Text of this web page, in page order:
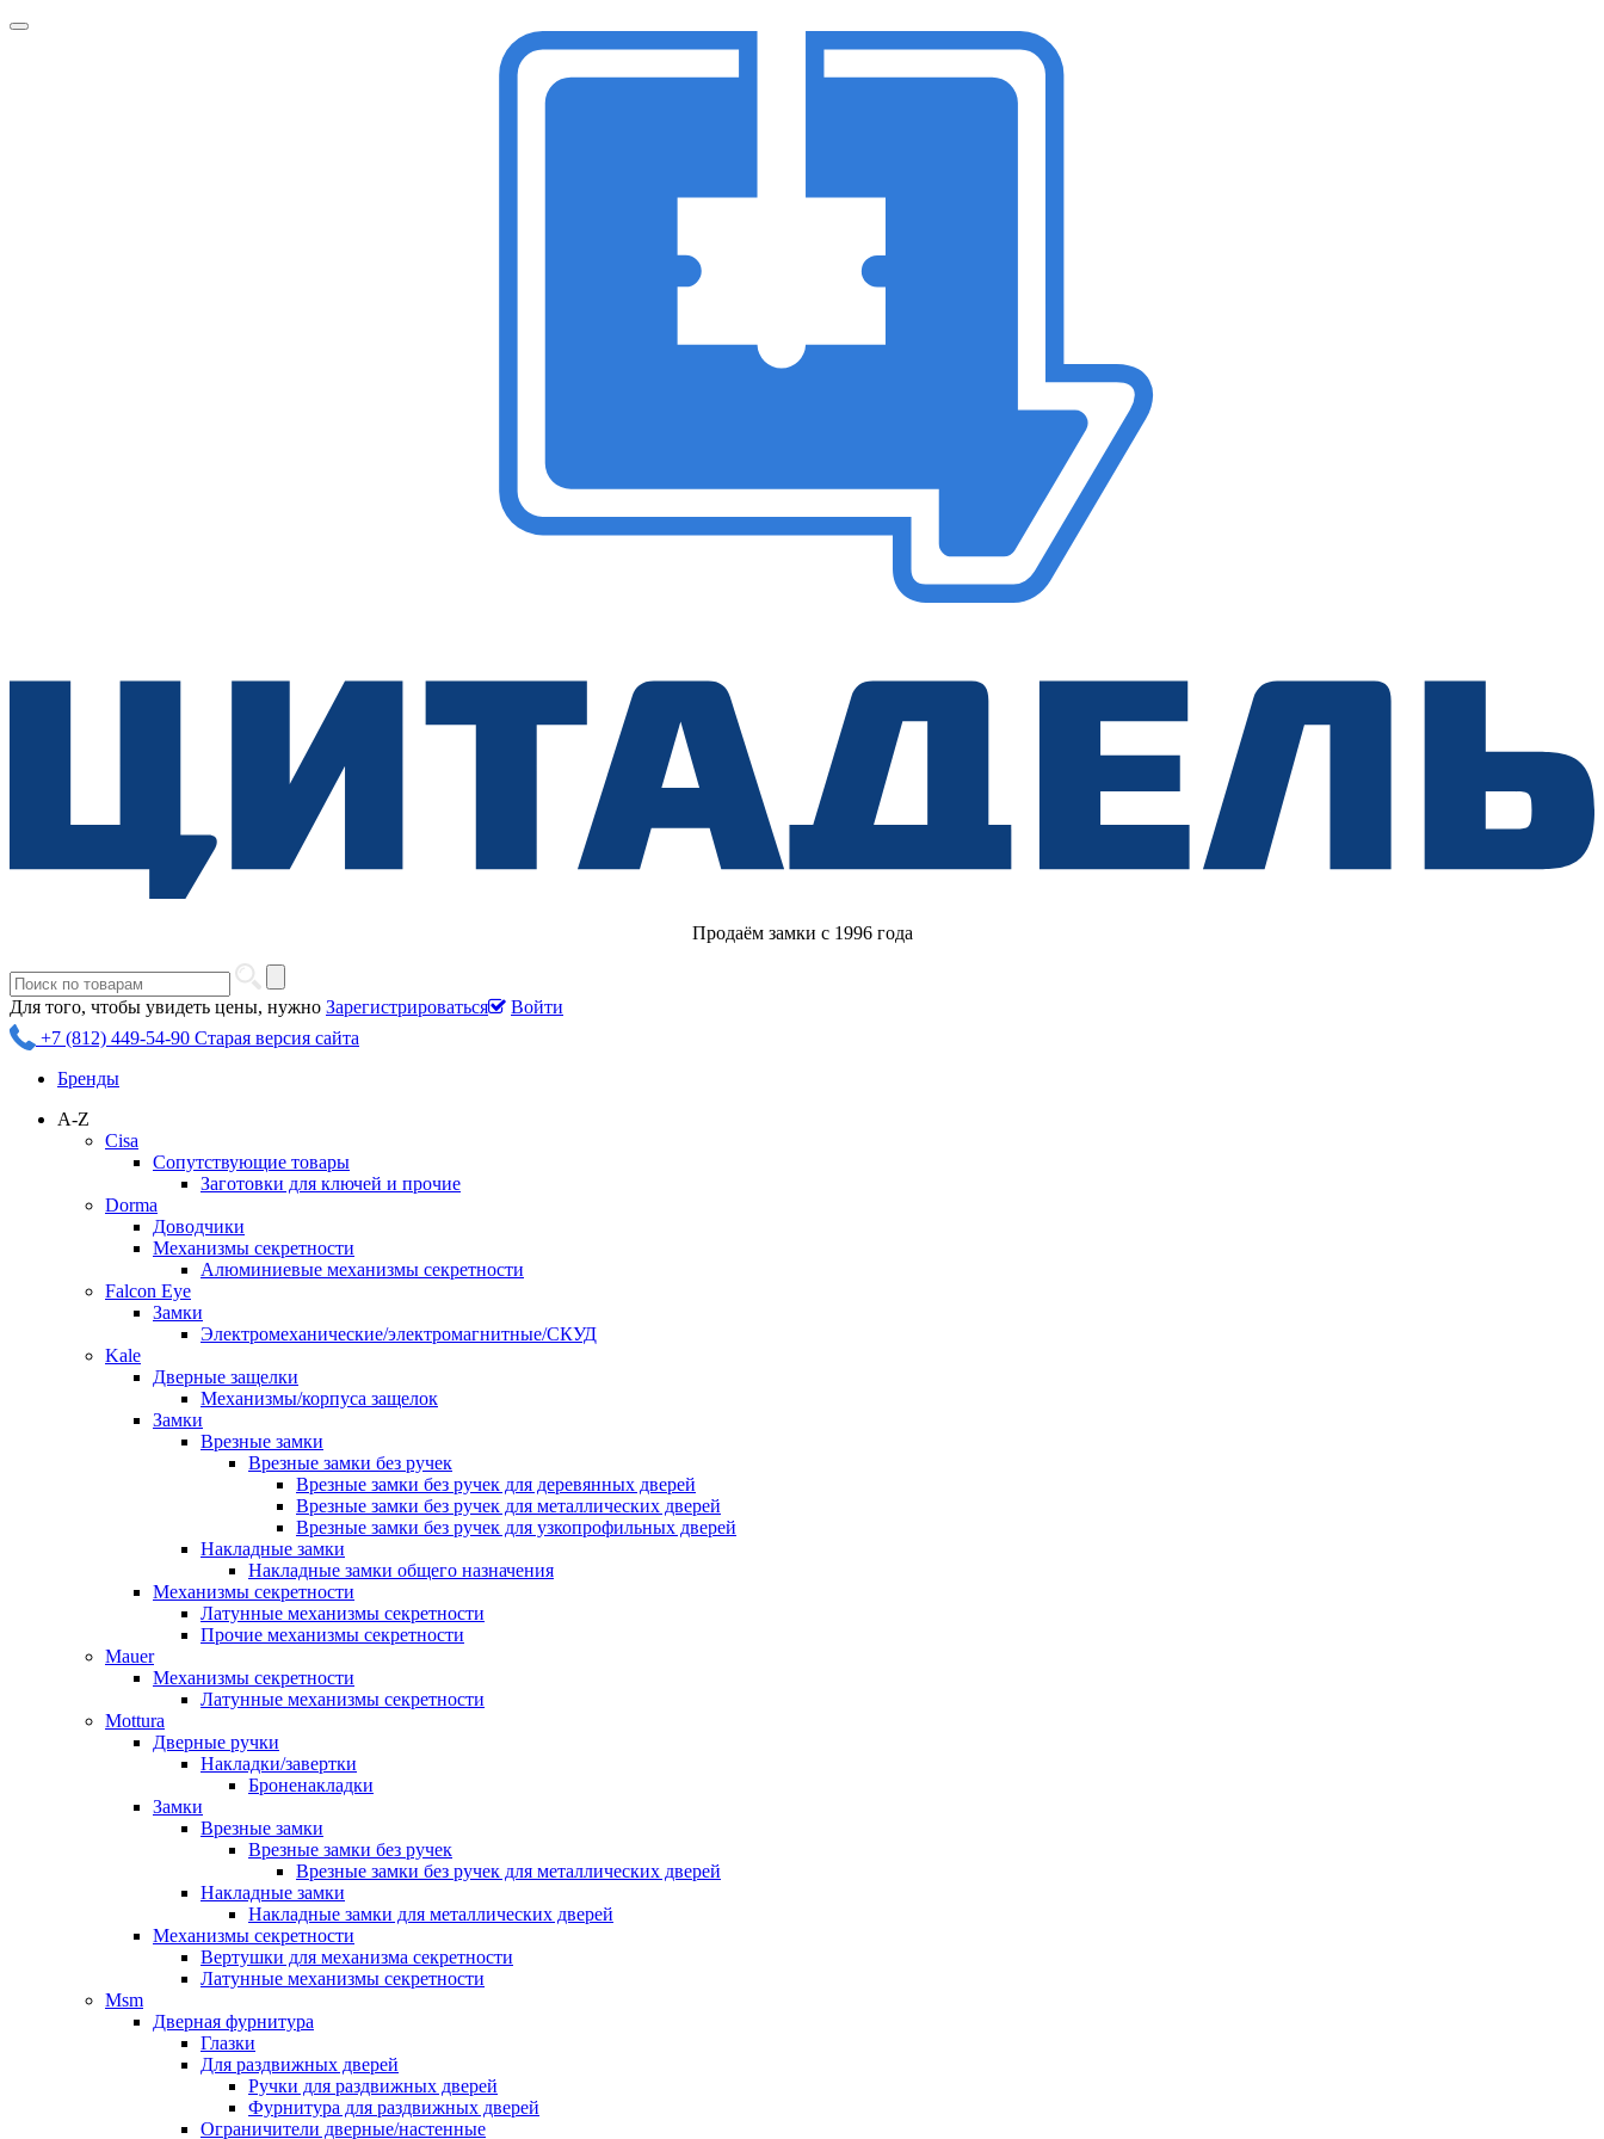
Продаём замки с 1996 года
Для того, чтобы увидеть цены, нужно Зарегистрироваться
Войти
+7 (812) 449-54-90 Старая версия сайта
Бренды
A-Z
Cisa
Сопутствующие товары
Заготовки для ключей и прочие
Dorma
Доводчики
Механизмы секретности
Алюминиевые механизмы секретности
Falcon Eye
Замки
Электромеханические/электромагнитные/СКУД
Kale
Дверные защелки
Механизмы/корпуса защелок
Замки
Врезные замки
Врезные замки без ручек
Врезные замки без ручек для деревянных дверей
Врезные замки без ручек для металлических дверей
Врезные замки без ручек для узкопрофильных дверей
Накладные замки
Накладные замки общего назначения
Механизмы секретности
Латунные механизмы секретности
Прочие механизмы секретности
Mauer
Механизмы секретности
Латунные механизмы секретности
Mottura
Дверные ручки
Накладки/завертки
Броненакладки
Замки
Врезные замки
Врезные замки без ручек
Врезные замки без ручек для металлических дверей
Накладные замки
Накладные замки для металлических дверей
Механизмы секретности
Вертушки для механизма секретности
Латунные механизмы секретности
Msm
Дверная фурнитура
Глазки
Для раздвижных дверей
Ручки для раздвижных дверей
Фурнитура для раздвижных дверей
Ограничители дверные/настенные